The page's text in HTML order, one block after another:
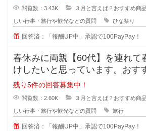
閲覧数：3.43K ３月と言えば？おすすめ商
しい行事・旅行や観光などの質問 ひな祭り
回答済：「報酬UP中」承認で100PayPay！
春休みに両親【60代】を連れて
けしたいと思っています。おす
残り5件の回答募集中！
閲覧数：2.60K ３月と言えば？おすすめ商
しい行事・旅行や観光などの質問 旅行
回答済：「報酬UP中」承認で100PayPay！